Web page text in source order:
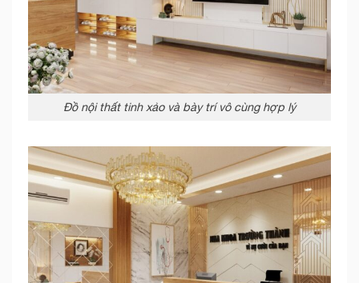
Đồ nội thất tinh xảo và bày trí vô cùng hợp lý